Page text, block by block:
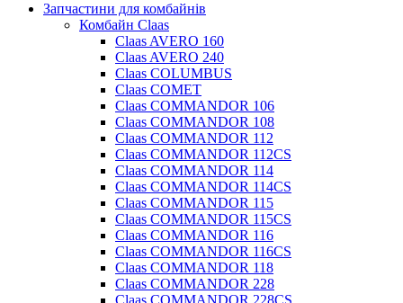
Запчастини для комбайнів
Комбайн Claas
Claas AVERO 160
Claas AVERO 240
Claas COLUMBUS
Claas COMET
Claas COMMANDOR 106
Claas COMMANDOR 108
Claas COMMANDOR 112
Claas COMMANDOR 112CS
Claas COMMANDOR 114
Claas COMMANDOR 114CS
Claas COMMANDOR 115
Claas COMMANDOR 115CS
Claas COMMANDOR 116
Claas COMMANDOR 116CS
Claas COMMANDOR 118
Claas COMMANDOR 228
Claas COMMANDOR 228CS